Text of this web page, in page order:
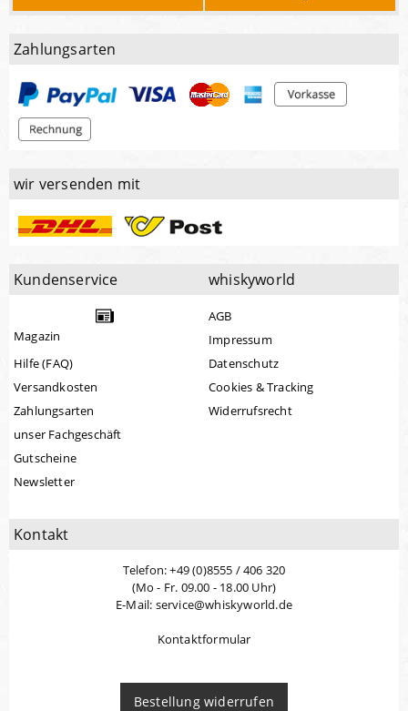
Zahlungsarten
wir versenden mit
Kundenservice
Magazin
Hilfe (FAQ)
Versandkosten
Zahlungsarten
unser Fachgeschäft
Gutscheine
Newsletter
whiskyworld
AGB
Impressum
Datenschutz
Cookies & Tracking
Widerrufsrecht
Kontakt
Telefon: +49 (0)8555 / 406 320
(Mo - Fr. 09.00 - 18.00 Uhr)
E-Mail: service@whiskyworld.de
Kontaktformular
Bestellung widerrufen